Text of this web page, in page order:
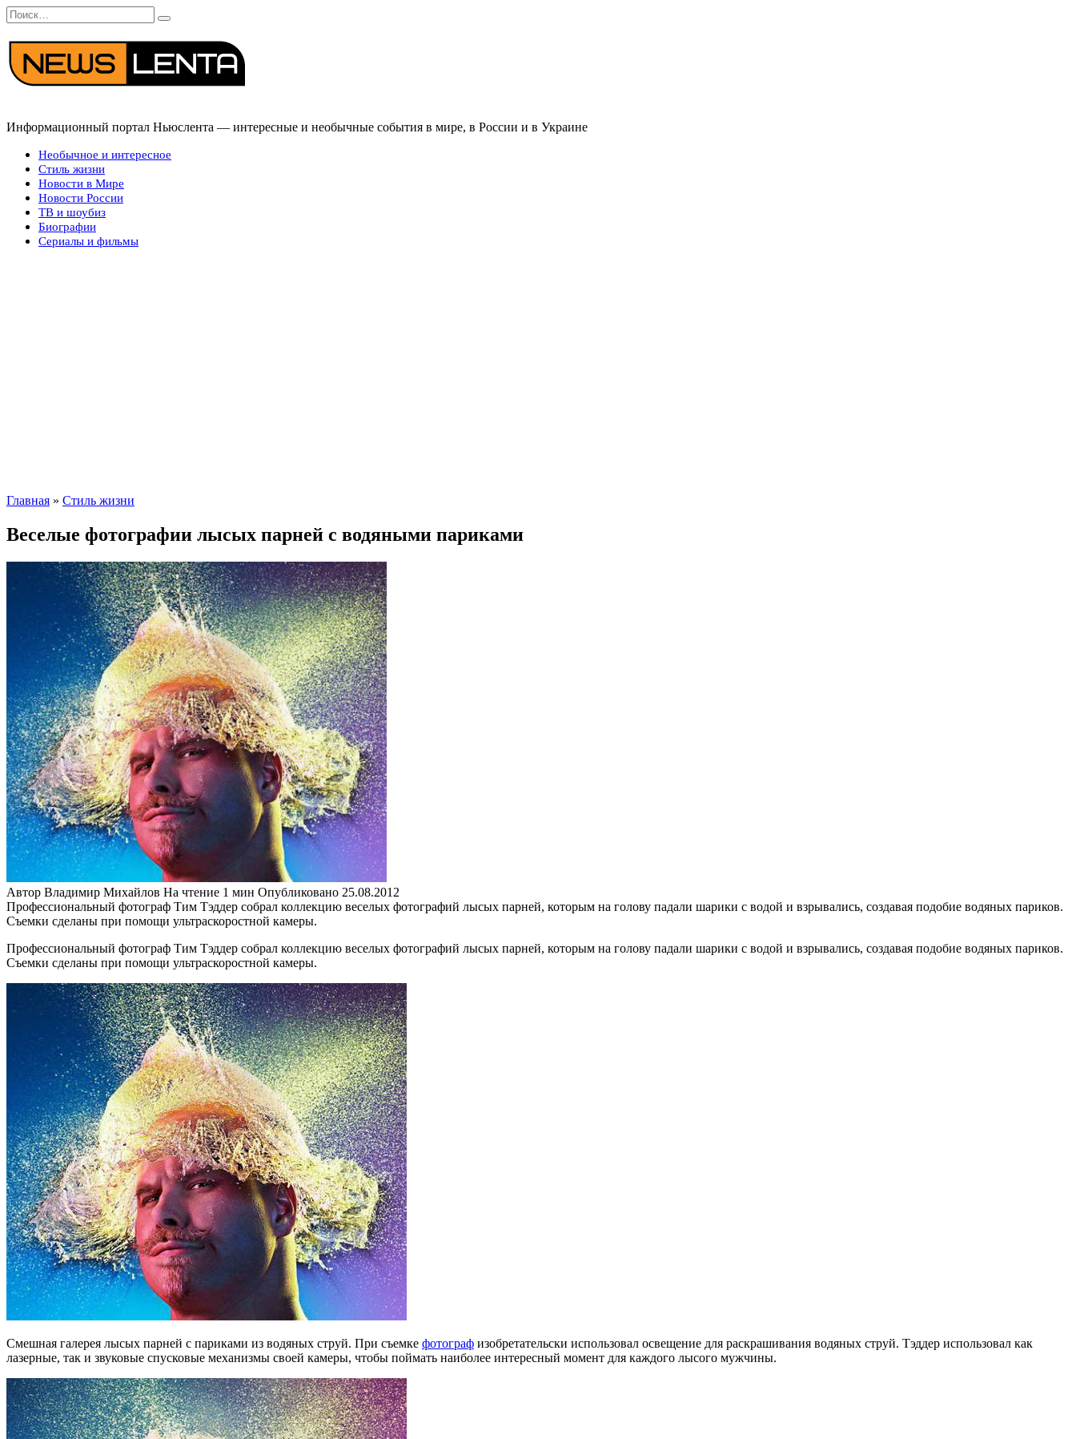
Перейти
к
содержанию
Search
for:
Информационный портал Ньюслента — интересные и необычные события в мире, в России и в Украине
Необычное и интересное
Стиль жизни
Новости в Мире
Новости России
ТВ и шоубиз
Биографии
Сериалы и фильмы
Главная » Стиль жизни
Веселые фотографии лысых парней с водяными париками
Автор Владимир Михайлов На чтение 1 мин Опубликовано 25.08.2012
Профессиональный фотограф Тим Тэддер собрал коллекцию веселых фотографий лысых парней, которым на голову падали шарики с водой и взрывались, создавая подобие водяных париков.
Съемки сделаны при помощи ультраскоростной камеры.
Профессиональный фотограф Тим Тэддер собрал коллекцию веселых фотографий лысых парней, которым на голову падали шарики с водой и взрывались, создавая подобие водяных париков.
Съемки сделаны при помощи ультраскоростной камеры.
Смешная галерея лысых парней с париками из водяных струй. При съемке фотограф изобретательски использовал освещение для раскрашивания водяных струй. Тэддер использовал как
лазерные, так и звуковые спусковые механизмы своей камеры, чтобы поймать наиболее интересный момент для каждого лысого мужчины.